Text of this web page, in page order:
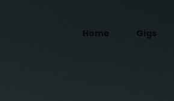
Home Gigs